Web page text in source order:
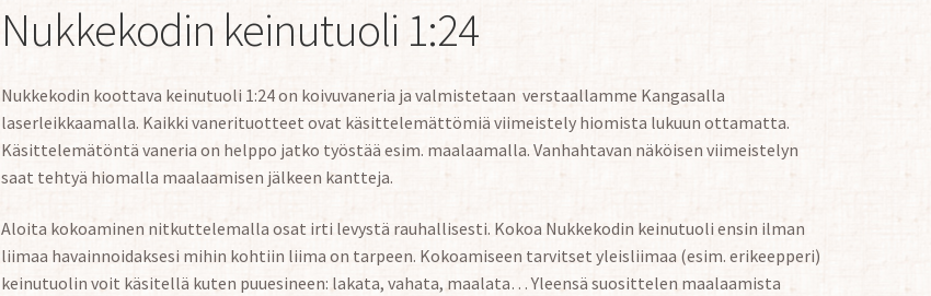
Nukkekodin keinutuoli 1:24
Nukkekodin koottava keinutuoli 1:24 on koivuvaneria ja valmistetaan verstaallamme Kangasalla
laserleikkaamalla. Kaikki vanerituotteet ovat käsittelemättömiä viimeistely hiomista lukuun ottamatta.
Käsittelemätöntä vaneria on helppo jatko työstää esim. maalaamalla. Vanhahtavan näköisen viimeistelyn
saat tehtyä hiomalla maalaamisen jälkeen kantteja.
Aloita kokoaminen nitkuttelemalla osat irti levystä rauhallisesti. Kokoa Nukkekodin keinutuoli ensin ilman
liimaa havainnoidaksesi mihin kohtiin liima on tarpeen. Kokoamiseen tarvitset yleisliimaa (esim. erikeepperi)
keinutuolin voit käsitellä kuten puuesineen: lakata, vahata, maalata… Yleensä suosittelen maalaamista